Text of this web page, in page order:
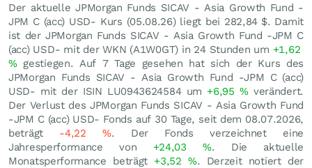
Der aktuelle JPMorgan Funds SICAV - Asia Growth Fund -
JPM C (acc) USD- Kurs (05.08.26) liegt bei 282,84 $. Damit
ist der JPMorgan Funds SICAV - Asia Growth Fund -JPM C
(acc) USD- mit der WKN (A1W0GT) in 24 Stunden um +1,62
%gestiegen. Auf 7 Tage gesehen hat sich der Kurs des
JPMorgan Funds SICAV - Asia Growth Fund -JPM C (acc)
USD- mit der ISIN LU0943624584 um +6,95%verändert.
Der Verlust des JPMorgan Funds SICAV - Asia Growth Fund
-JPM C (acc) USD- Fonds auf 30 Tage, seit dem 08.07.2026,
beträgt -4,22%. Der Fonds verzeichnet eine
Jahresperformance von +24,03%. Die aktuelle
Monatsperformance beträgt +3,52 %. Derzeit notiert der